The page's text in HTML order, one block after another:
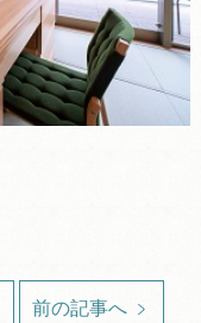
前の記事へ